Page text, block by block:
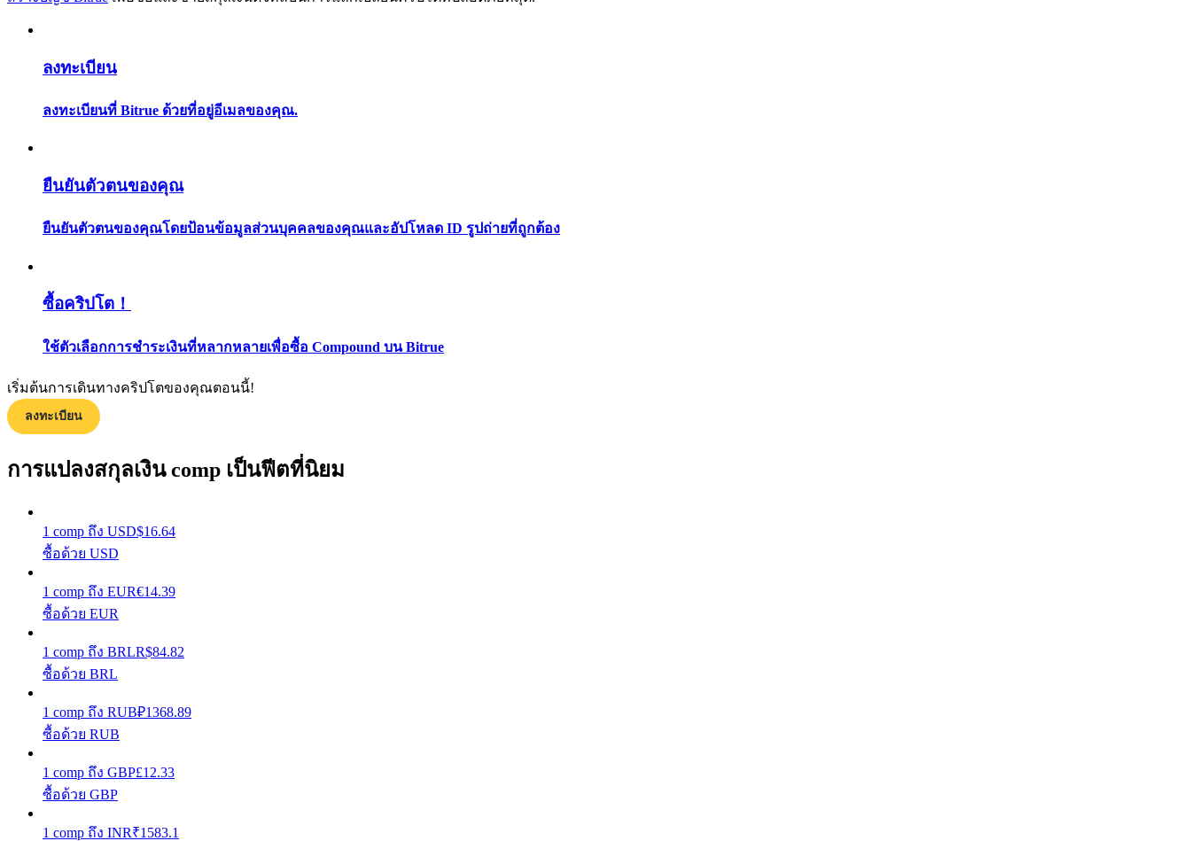
ข้อมูล
แนะนำ
คู่มือเริ่มต้นฟิวเจอร์ส
เรียนรู้วิธีการรักษาผลกำไร
ได้รับ
ลงทะเบียน
ลงทะเบียนที่ Bitrue ด้วยที่อยู่อีเมลของคุณ.
ยืนยันตัวตนของคุณ
ยืนยันตัวตนของคุณโดยป้อนข้อมูลส่วนบุคคลของคุณและอัปโหลด ID รูปถ่ายที่ถูกต้อง
ซื้อคริปโต！
ใช้ตัวเลือกการชำระเงินที่หลากหลายเพื่อซื้อ Compound บน Bitrue
เริ่มต้นการเดินทางคริปโตของคุณตอนนี้!
ลงทะเบียน
การแปลงสกุลเงิน comp เป็นฟีตที่นิยม
1 comp ถึง USD$16.64
ซื้อด้วย USD
1 comp ถึง EUR€14.39
ซื้อด้วย EUR
1 comp ถึง BRLR$84.82
ซื้อด้วย BRL
1 comp ถึง RUB₽1368.89
ซื้อด้วย RUB
1 comp ถึง GBP£12.33
ซื้อด้วย GBP
1 comp ถึง INR₹1583.1